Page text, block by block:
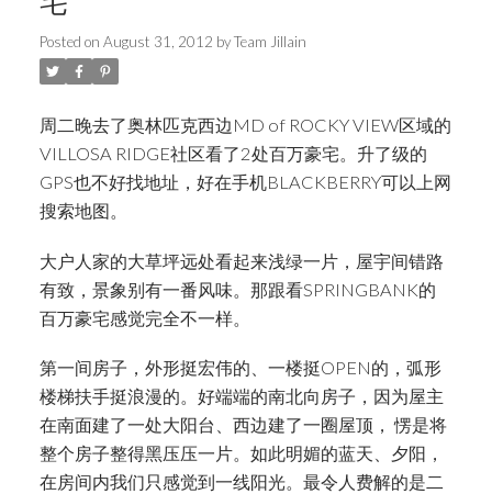
Posted on August 31, 2012 byTeam Jillain
周二晚去了奥林匹克西边MD of ROCKY VIEW区域的
VILLOSA RIDGE社区看了2处百万豪宅。升了级的
GPS也不好找地址，好在手机BLACKBERRY可以上网
搜索地图。
大户人家的大草坪远处看起来浅绿一片，屋宇间错路
有致，景象别有一番风味。那跟看SPRINGBANK的
百万豪宅感觉完全不一样。
第一间房子，外形挺宏伟的、一楼挺OPEN的，弧形
楼梯扶手挺浪漫的。好端端的南北向房子，因为屋主
在南面建了一处大阳台、西边建了一圈屋顶， 愣是将
整个房子整得黑压压一片。如此明媚的蓝天、夕阳，
在房间内我们只感觉到一线阳光。最令人费解的是二